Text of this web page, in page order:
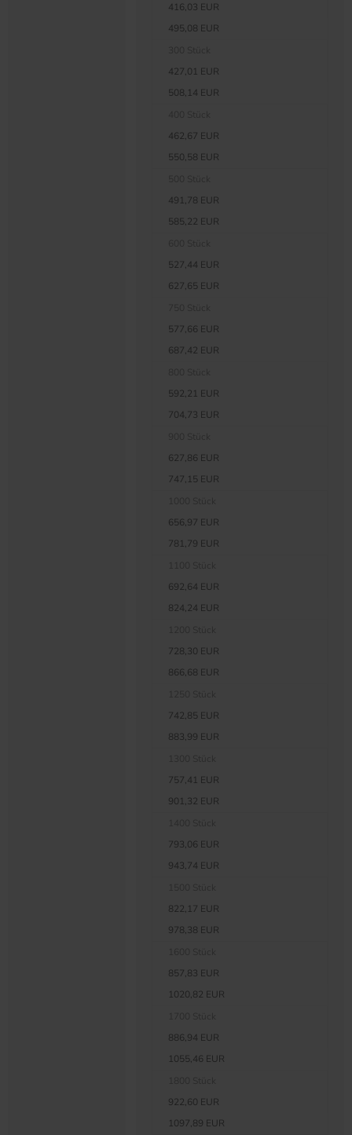
416,03 EUR
495,08 EUR
427,01 EUR
508,14 EUR
462,67 EUR
550,58 EUR
491,78 EUR
585,22 EUR
527,44 EUR
627,65 EUR
577,66 EUR
687,42 EUR
592,21 EUR
704,73 EUR
627,86 EUR
747,15 EUR
656,97 EUR
781,79 EUR
692,64 EUR
824,24 EUR
728,30 EUR
866,68 EUR
742,85 EUR
883,99 EUR
757,41 EUR
901,32 EUR
793,06 EUR
943,74 EUR
822,17 EUR
978,38 EUR
857,83 EUR
1020,82 EUR
886,94 EUR
1055,46 EUR
922,60 EUR
1097,89 EUR